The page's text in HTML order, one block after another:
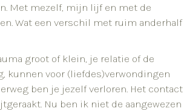
Met mezelf, mijn lijf en met de
Wat een verschil met ruim anderhalf
groot of klein, je relatie of de
kunnen voor (liefdes)verwondingen
ben je jezelf verloren. Het contact
Nu ben ik niet de aangewezen